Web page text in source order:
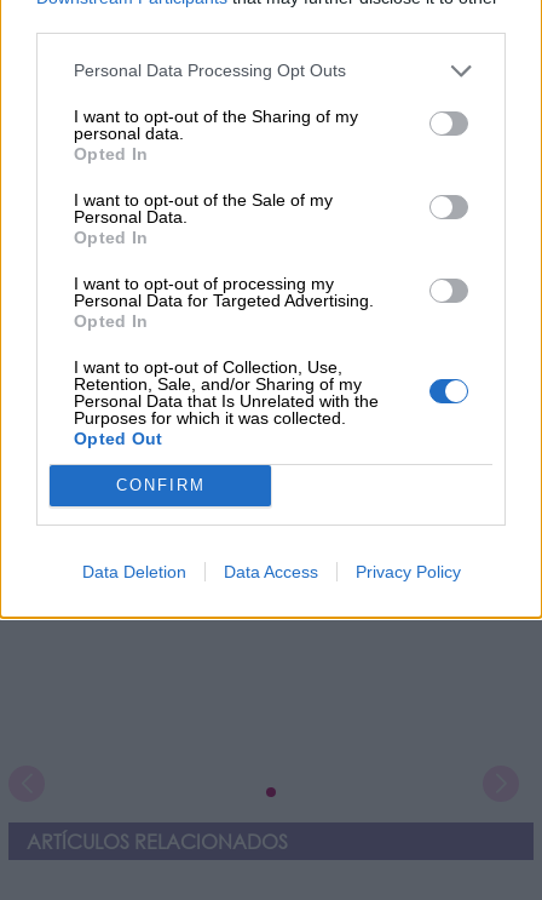
Personal Data Processing Opt Outs
I want to opt-out of the Sharing of my
personal data.
Opted In
I want to opt-out of the Sale of my
Personal Data.
Opted In
I want to opt-out of processing my
Personal Data for Targeted Advertising.
Opted In
I want to opt-out of Collection, Use,
Retention, Sale, and/or Sharing of my
Personal Data that Is Unrelated with the
Purposes for which it was collected.
Opted Out
CONFIRM
Data Deletion Data Access Privacy Policy
¿Qué te ha parecido? Comparte tu opinión:
Sólo los usuarios registrados pueden escribir comentarios
He leído y acepto lascondiciones y la política de privacidad
OTROS EVENTOS QUE TE PUEDEN INTERESAR
ARTÍCULOS RELACIONADOS